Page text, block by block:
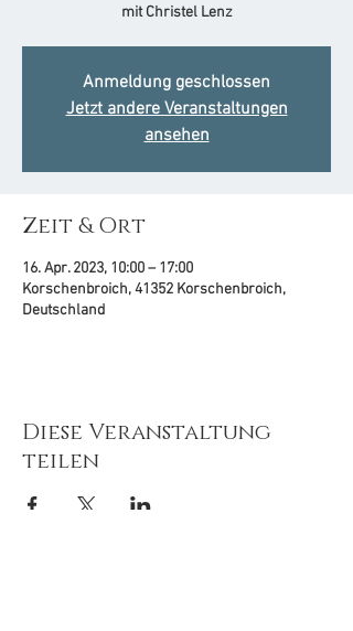
mit Christel Lenz
Anmeldung geschlossen
Jetzt andere Veranstaltungen
ansehen
Zeit & Ort
16. Apr. 2023, 10:00 – 17:00
Korschenbroich, 41352 Korschenbroich,
Deutschland
Diese Veranstaltung
teilen